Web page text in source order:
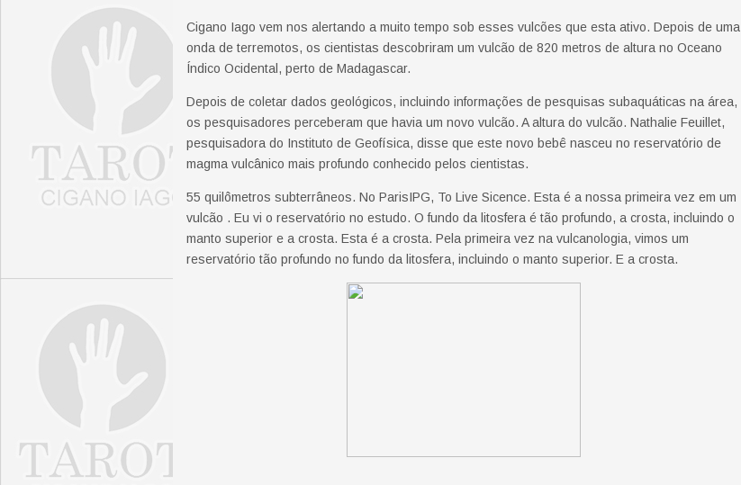
Cigano Iago vem nos alertando a muito tempo sob esses vulcões que esta ativo. Depois de uma
onda de terremotos, os cientistas descobriram um vulcão de 820 metros de altura no Oceano
Índico Ocidental, perto de Madagascar.
Depois de coletar dados geológicos, incluindo informações de pesquisas subaquáticas na área,
os pesquisadores perceberam que havia um novo vulcão. A altura do vulcão. Nathalie Feuillet,
pesquisadora do Instituto de Geofísica, disse que este novo bebê nasceu no reservatório de
magma vulcânico mais profundo conhecido pelos cientistas.
55 quilômetros subterrâneos. No ParisIPG, To Live Sicence. Esta é a nossa primeira vez em um
vulcão . Eu vi o reservatório no estudo. O fundo da litosfera é tão profundo, a crosta, incluindo o
manto superior e a crosta. Esta é a crosta. Pela primeira vez na vulcanologia, vimos um
reservatório tão profundo no fundo da litosfera, incluindo o manto superior. E a crosta.